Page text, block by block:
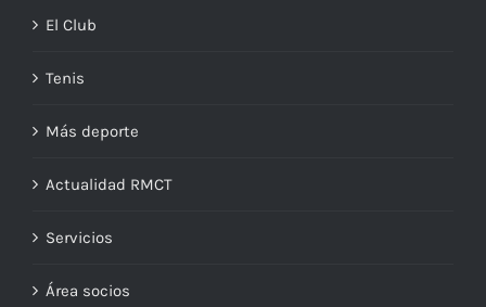
El Club
Tenis
Más deporte
Actualidad RMCT
Servicios
Área socios